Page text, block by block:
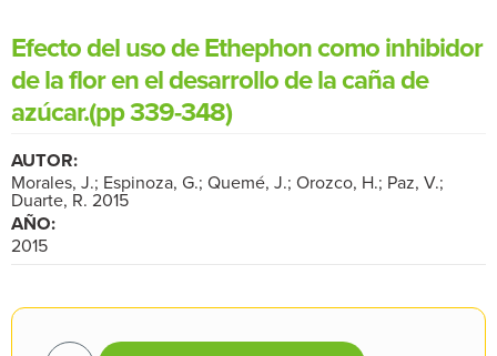
Efecto del uso de Ethephon como inhibidor
de la flor en el desarrollo de la caña de
azúcar.(pp 339-348)
AUTOR:
Morales, J.; Espinoza, G.; Quemé, J.; Orozco, H.; Paz, V.;
Duarte, R. 2015
AÑO:
2015